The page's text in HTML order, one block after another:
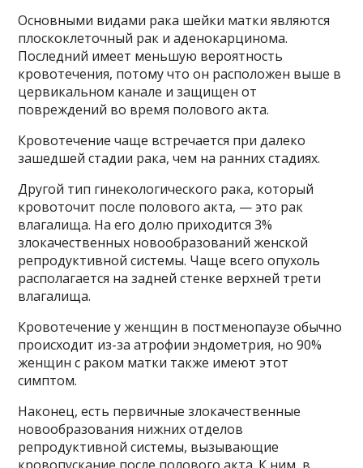
Основными видами рака шейки матки являются
плоскоклеточный рак и аденокарцинома.
Последний имеет меньшую вероятность
кровотечения, потому что он расположен выше в
цервикальном канале и защищен от
повреждений во время полового акта.
Кровотечение чаще встречается при далеко
зашедшей стадии рака, чем на ранних стадиях.
Другой тип гинекологического рака, который
кровоточит после полового акта, — это рак
влагалища. На его долю приходится 3%
злокачественных новообразований женской
репродуктивной системы. Чаще всего опухоль
располагается на задней стенке верхней трети
влагалища.
Кровотечение у женщин в постменопаузе обычно
происходит из-за атрофии эндометрия, но 90%
женщин с раком матки также имеют этот
симптом.
Наконец, есть первичные злокачественные
новообразования нижних отделов
репродуктивной системы, вызывающие